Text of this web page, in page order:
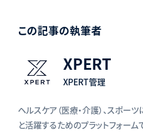
この記事の執筆者
XPERT
XPERT管理
ヘルスケア（医療・介護）、スポー
と活躍するためのプラットフォーム